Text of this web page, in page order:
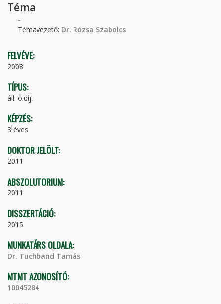
Téma
-
Témavezető: Dr. Rózsa Szabolcs
FELVÉVE:
2008
TÍPUS:
áll. ö.díj.
KÉPZÉS:
3 éves
DOKTOR JELÖLT:
2011
ABSZOLUTORIUM:
2011
DISSZERTÁCIÓ:
2015
MUNKATÁRS OLDALA:
Dr. Tuchband Tamás
MTMT AZONOSÍTÓ:
10045284